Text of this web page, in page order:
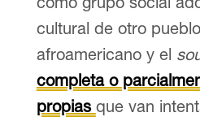
cultural de otro
afroamericano y el
completa o
propias que van